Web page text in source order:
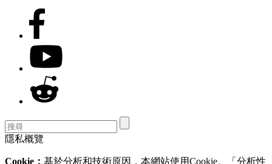
隱私概覽
Cookie： 基於分析和技術原因，本網站使用Cookie。「分析性